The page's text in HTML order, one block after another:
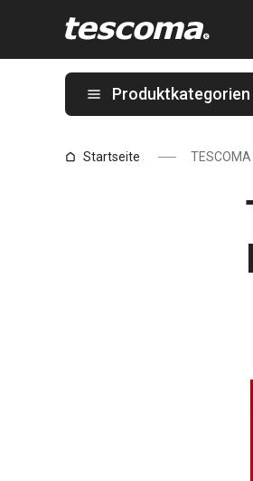
Produktkategorien
Startseite TESCOMA